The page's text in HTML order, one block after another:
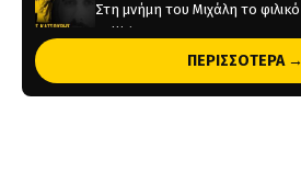
Στη μνήμη του Μιχάλη το
Kallithea
Τέλος από την ΑΕΚ ο Δέδες
ΠΕΡΙΣΣΟΤΕΡΑ →